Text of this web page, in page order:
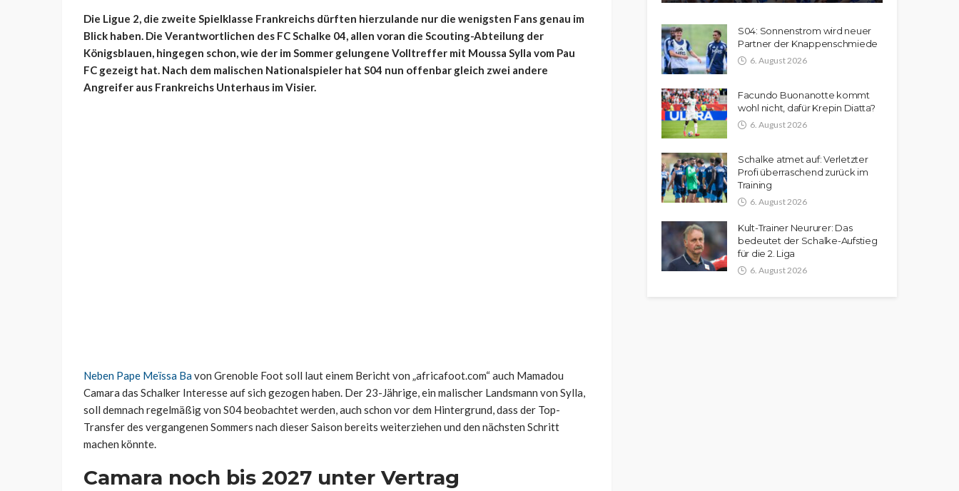
Die Ligue 2, die zweite Spielklasse Frankreichs dürften hierzulande nur die wenigsten Fans genau im
Blick haben. Die Verantwortlichen des FC Schalke 04, allen voran die Scouting-Abteilung der
Königsblauen, hingegen schon, wie der im Sommer gelungene Volltreffer mit Moussa Sylla vom Pau
FC gezeigt hat. Nach dem malischen Nationalspieler hat S04 nun offenbar gleich zwei andere
Angreifer aus Frankreichs Unterhaus im Visier.
Neben Pape Meïssa Bavon Grenoble Foot soll laut einem Bericht von „africafoot.com“ auch Mamadou
Camara das Schalker Interesse auf sich gezogen haben. Der 23-Jährige, ein malischer Landsmann von Sylla,
soll demnach regelmäßig von S04 beobachtet werden, auch schon vor dem Hintergrund, dass der Top-
Transfer des vergangenen Sommers nach dieser Saison bereits weiterziehen und den nächsten Schritt
machen könnte.
Camara noch bis 2027 unter Vertrag
S04: Sonnenstrom wird neuer
Partner der Knappenschmiede
6. August 2026
Facundo Buonanotte kommt
wohl nicht, dafür Krepin Diatta?
6. August 2026
Schalke atmet auf: Verletzter
Profi überraschend zurück im
Training
6. August 2026
Kult-Trainer Neururer: Das
bedeutet der Schalke-Aufstieg
für die 2. Liga
6. August 2026